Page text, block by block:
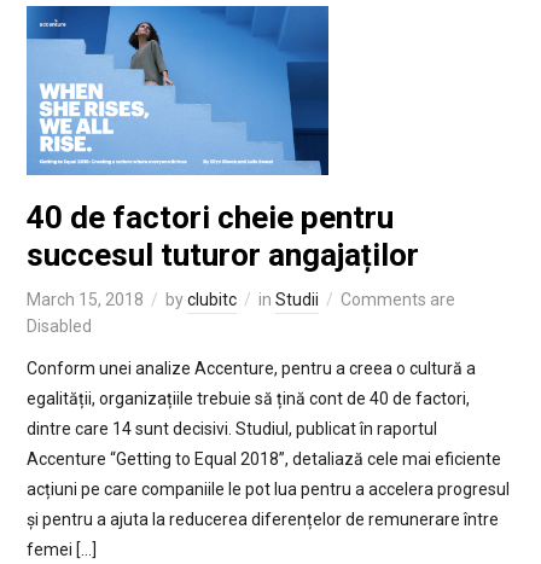
40 de factori cheie pentru
succesul tuturor angajaților
March 15, 2018 byclubitc in Studii
Comments are
Disabled
Conform unei analize Accenture, pentru a creea o cultură a
egalității, organizațiile trebuie să țină cont de 40 de factori,
dintre care 14 sunt decisivi. Studiul, publicat în raportul
Accenture “Getting to Equal 2018”, detaliază cele mai eficiente
acțiuni pe care companiile le pot lua pentru a accelera progresul
și pentru a ajuta la reducerea diferențelor de remunerare între
femei […]